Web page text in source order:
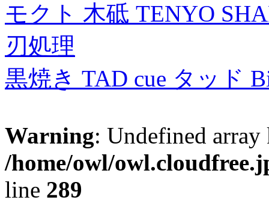
モクト 木砥 TENYO
刃処理
黒焼き TAD cue タッド
Warning: Undefined
/home/owl/
line 289